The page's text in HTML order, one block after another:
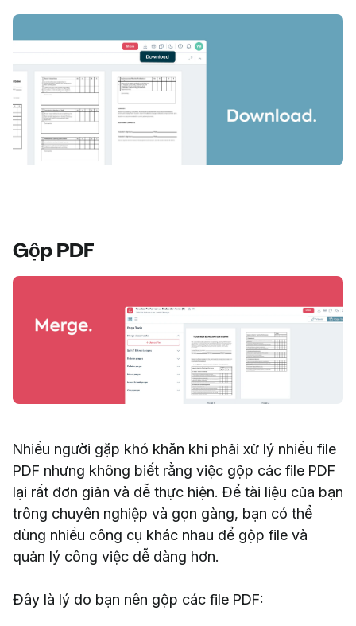
Gộp PDF
Nhiều người gặp khó khăn khi phải xử lý nhiều file
PDF nhưng không biết rằng việc gộp các file PDF
lại rất đơn giản và dễ thực hiện. Để tài liệu của bạn
trông chuyên nghiệp và gọn gàng, bạn có thể
dùng nhiều công cụ khác nhau để gộp file và
quản lý công việc dễ dàng hơn.
Đây là lý do bạn nên gộp các file PDF: